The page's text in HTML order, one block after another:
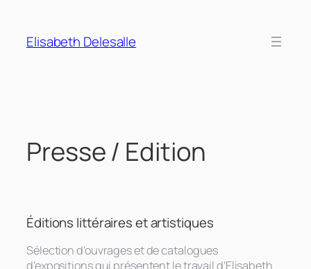
contenu
Elisabeth Delesalle
Presse / Edition
Éditions littéraires et artistiques
Sélection d’ouvrages et de catalogues
d’expositions qui présentent le travail d’Elisabeth